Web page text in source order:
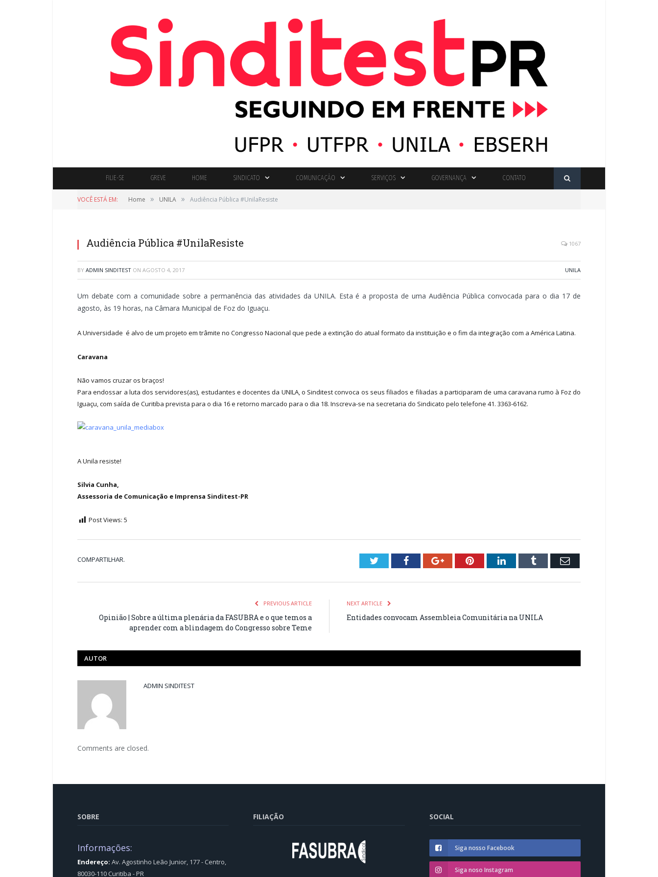
FILIE-SE GREVE HOME SINDICATO COMUNICAÇÃO SERVIÇOS GOVERNANÇA CONTATO
VOCÊ ESTÁ EM: Home » UNILA » Audiência Pública #UnilaResiste
Audiência Pública #UnilaResiste 1067
BY ADMIN SINDITEST ON AGOSTO 4, 2017 UNILA
Um debate com a comunidade sobre a permanência das atividades da UNILA. Esta é a proposta de uma Audiência Pública convocada para o dia 17 de
agosto, às 19 horas, na Câmara Municipal de Foz do Iguaçu.
A Universidade é alvo de um projeto em trâmite no Congresso Nacional que pede a extinção do atual formato da instituição e o fim da integração com a América Latina.
Caravana
Não vamos cruzar os braços!
Para endossar a luta dos servidores(as), estudantes e docentes da UNILA, o Sinditest convoca os seus filiados e filiadas a participaram de uma caravana rumo à Foz do
Iguaçu, com saída de Curitiba prevista para o dia 16 e retorno marcado para o dia 18. Inscreva-se na secretaria do Sindicato pelo telefone 41. 3363-6162.
A Unila resiste!
Silvia Cunha,
Assessoria de Comunicação e Imprensa Sinditest-PR
Post Views: 5
COMPARTILHAR. TwitterFacebookGoogle+PinterestLinkedInTumblr Email
PREVIOUS ARTICLE
Opinião | Sobre a última plenária da FASUBRA e o que temos a
aprender com a blindagem do Congresso sobre Teme
NEXT ARTICLE
Entidades convocam Assembleia Comunitária na UNILA
AUTOR
ADMIN SINDITEST
Comments are closed.
SOBRE
Informações:
Endereço: Av. Agostinho Leão Junior, 177 - Centro,
80030-110 Curitiba - PR
FILIAÇÃO SOCIAL
Siga nosso Facebook
Siga noso Instagram